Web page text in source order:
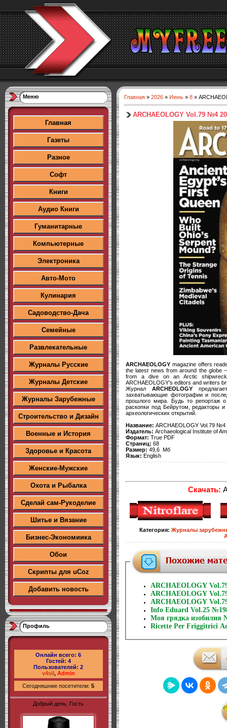
Меню
Главная
Газеты
Разное
Софт
Книги
Аудио Книги
Гуманитарные
Компьютерные
Электроника
Авто-Мото
Кулинария
Садоводство-Дача
Семейные
Развлекательные
Журналы Русские
Журналы Детские
Журналы Зарубежные
Строительство и Дизайн
Военные и История
Здоровье и Красота
Женские-Мужские
Охота и Рыбалка
Сделай сам-Рукоделие
Шитье и Вязание
Бизнес-Экономиика
Обои
Скрипты для uCoz
Добавить новость
Профиль
Онлайн всего: 6
Гостей: 4
Пользователей: 2
v4sil, Admin
Сегодняшние посетители: 5
Добрый день, Гость
Главная » 2026 » Июнь » 8 »
ARCHAEOLOGY Vol.79 №4
ARCHAEOLOGY magazine offers
the latest news from around the globe
from a dive on an Arctic
ARCHAEOLOGY’s editors and writers
ЖурналARCHEOLOGY
захватывающие фотографии и
прошлого мира. Будь то репортаж
раскопки под Бейрутом, редакторы
археологических открытий.
Название: ARCHAEOLOGY Vol.79 №4
Издатель: Archaeological Institute of
Формат: True PDF
Страниц: 68
Размер: 49,6 Мб
Язык: English
Скачать:
Категория: Журналы
ARCHAEOLOGY
ARCHAEOLOGY
ARCHAEOLOGY
Info Eduard Vol.25
Моя грядка изобилия
Ricette Per Friggitrici